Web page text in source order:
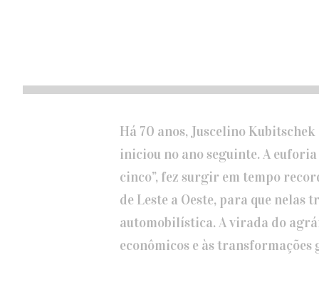
Há 70 anos, Juscelino
iniciou no ano seguinte. A
cinco”, fez surgir em tempo
de Leste a Oeste, para que
automobilística. A virada do
econômicos e às transformações